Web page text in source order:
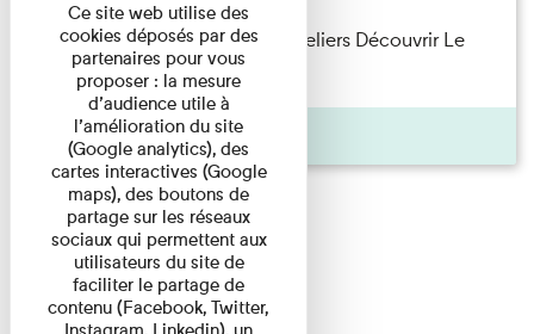
Offre pédagogique Visites et ateliers Découvrir Le
musée propose aux élèves ...
Pages
Ce site web utilise des
cookies déposés par des
partenaires pour vous
proposer : la mesure
d’audience utile à
l’amélioration du site
(Google analytics), des
cartes interactives (Google
maps), des boutons de
partage sur les réseaux
sociaux qui permettent aux
utilisateurs du site de
faciliter le partage de
contenu (Facebook, Twitter,